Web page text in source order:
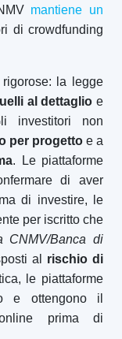
mantiene un
di crowdfunding
la legge
al dettaglio e
investitori non
per progetto e a
. Le piattaforme
di aver
di investire, le
per iscritto che
CNMV/Banca di
al rischio di
le piattaforme
e ottengono il
prima di